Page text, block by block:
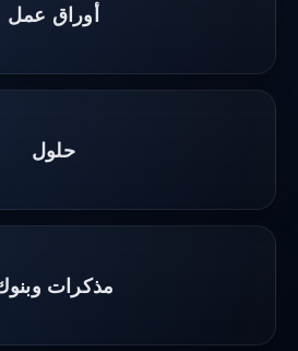
أوراق عمل
حلول
مذكرات